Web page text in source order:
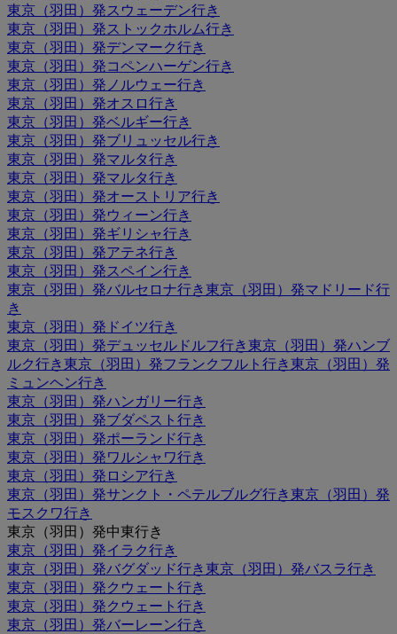
東京（羽田）発スウェーデン行き
東京（羽田）発ストックホルム行き
東京（羽田）発デンマーク行き
東京（羽田）発コペンハーゲン行き
東京（羽田）発ノルウェー行き
東京（羽田）発オスロ行き
東京（羽田）発ベルギー行き
東京（羽田）発ブリュッセル行き
東京（羽田）発マルタ行き
東京（羽田）発マルタ行き
東京（羽田）発オーストリア行き
東京（羽田）発ウィーン行き
東京（羽田）発ギリシャ行き
東京（羽田）発アテネ行き
東京（羽田）発スペイン行き
東京（羽田）発バルセロナ行き東京（羽田）発マドリード行
き
東京（羽田）発ドイツ行き
東京（羽田）発デュッセルドルフ行き東京（羽田）発ハンブ
ルク行き東京（羽田）発フランクフルト行き東京（羽田）発
ミュンヘン行き
東京（羽田）発ハンガリー行き
東京（羽田）発ブダペスト行き
東京（羽田）発ポーランド行き
東京（羽田）発ワルシャワ行き
東京（羽田）発ロシア行き
東京（羽田）発サンクト・ペテルブルグ行き東京（羽田）発
モスクワ行き
東京（羽田）発中東行き
東京（羽田）発イラク行き
東京（羽田）発バグダッド行き東京（羽田）発バスラ行き
東京（羽田）発クウェート行き
東京（羽田）発クウェート行き
東京（羽田）発バーレーン行き